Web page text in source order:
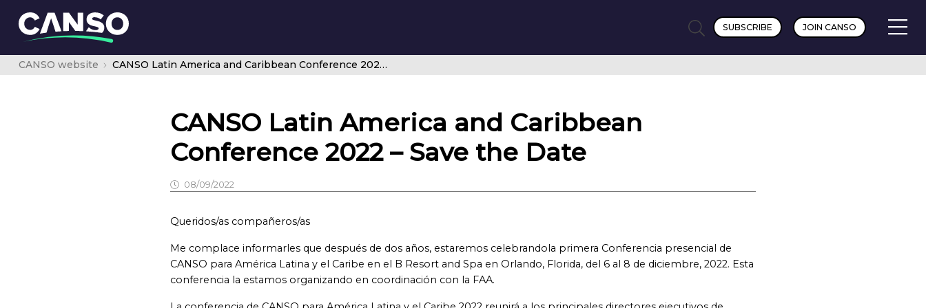
SUBSCRIBE JOIN CANSO
CANSO website CANSO Latin America and Caribbean Conference 2022 – Save the Date
CANSO Latin America and Caribbean
Conference 2022 – Save the Date
08/09/2022
Queridos/as compañeros/as
Me complace informarles que después de dos años, estaremos celebrandola primera Conferencia presencial de
CANSO para América Latina y el Caribe en el B Resort and Spa en Orlando, Florida, del 6 al 8 de diciembre, 2022. Esta
conferencia la estamos organizando en coordinación con la FAA.